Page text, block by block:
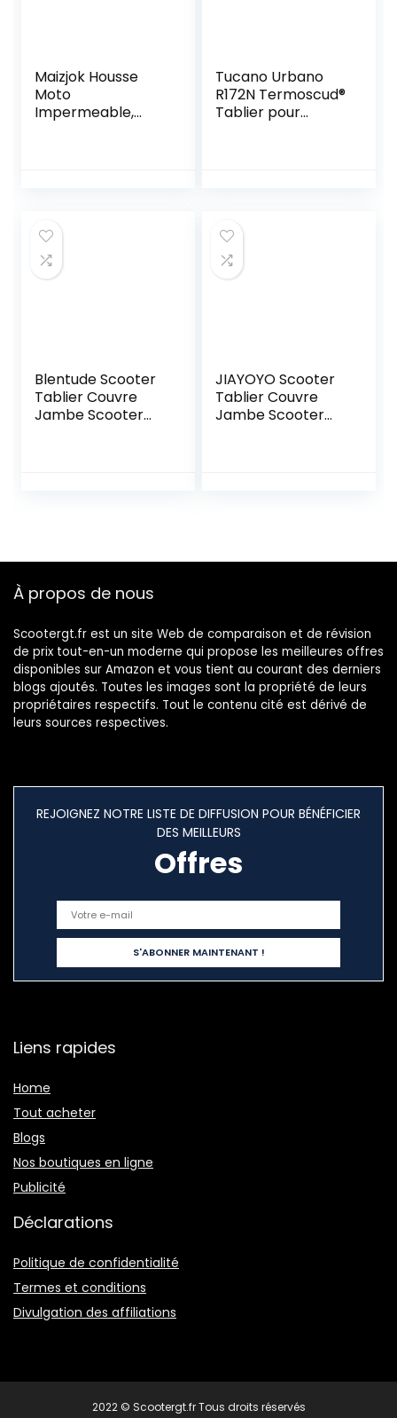
Maizjok Housse
Moto
Impermeable,
Hiver Été pour
Moto Vespa
Scooter Moto
Tucano Urbano
R172N Termoscud®
Tablier pour
Blentude Scooter
Tablier Couvre
Jambe Scooter
Conducteur
JIAYOYO Scooter
Tablier Couvre
Jambe Scooter
et Genouillère en
À propos de nous
Scootergt.fr est un site Web de comparaison et de révision
de prix tout-en-un moderne qui propose les meilleures offres
disponibles sur Amazon et vous tient au courant des derniers
blogs ajoutés. Toutes les images sont la propriété de leurs
propriétaires respectifs. Tout le contenu cité est dérivé de
leurs sources respectives.
REJOIGNEZ NOTRE LISTE DE DIFFUSION POUR BÉNÉFICIER
DES MEILLEURS
Offres
Liens rapides
Home
Tout acheter
Blogs
Nos boutiques en ligne
Publicité
Déclarations
Politique de confidentialité
Termes et conditions
Divulgation des affiliations
2022 © Scootergt.fr Tous droits réservés